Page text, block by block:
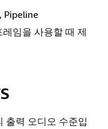
Pipeline
임을 사용할 때 제
출력 오디오 수준입